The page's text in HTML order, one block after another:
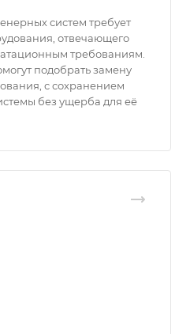
систем требует
отвечающего
требованиям.
подобрать замену
с сохранением
без ущерба для её